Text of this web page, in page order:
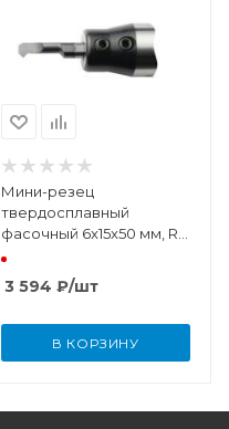
Мини-резец
твердосплавный
фасочный 6x15x50 мм, R
0,2
3 594 ₽/шт
В КОРЗИНУ